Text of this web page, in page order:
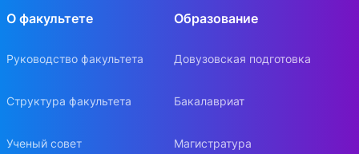
О факультете
Руководство факультета
Структура факультета
Ученый совет
Образование
Довузовская подготовка
Бакалавриат
Магистратура